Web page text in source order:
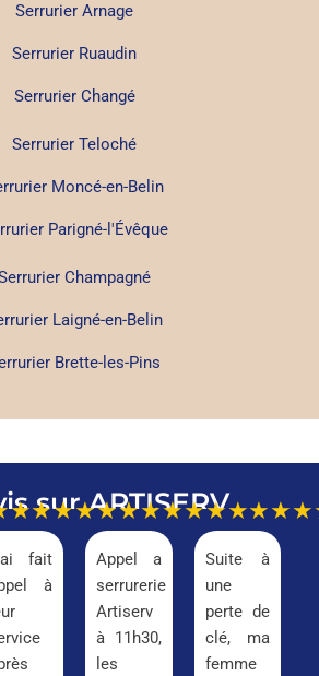
Serrurier Arnage
Serrurier Ruaudin
Serrurier Changé
Serrurier Teloché
Moncé-en-Belin
Parigné-l'Évêque
Champagné
Laigné-en-Belin
Brette-les-Pins
sur ARTISERV
★★★★★
fait
à
★★★★★
Appel a
serrurerie
Artiserv
à 11h30,
les
Suite à
une
perte de
clé, ma
femme